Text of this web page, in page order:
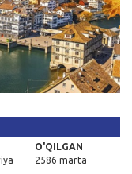
O'QILGAN
2586 marta